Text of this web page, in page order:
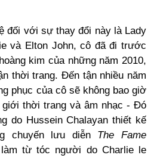
đối với sự thay đổi này là Lady
và Elton John, cô đã đi trước
kim của những năm 2010,
thời trang. Đến tận nhiều năm
phục của cô sẽ không bao giờ
giới thời trang và âm nhạc - Đó
do Hussein Chalayan thiết kế
chuyến lưu diễn The Fame
từ tóc người do Charlie le